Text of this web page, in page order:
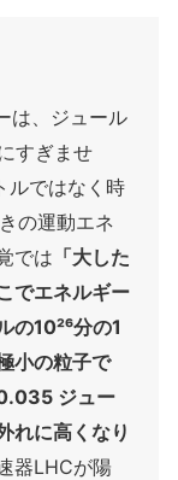
は、ジュール
すぎませ
ルではなく時
の運動エネ
では 「大した
でエネルギー
の10²⁶分の1
小の粒子で
ジュー
れに高くなり
器LHCが陽